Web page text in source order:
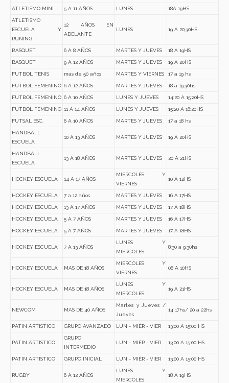
ATLETISMO MINI 5 A 11 AÑOS LUNES 18A 19HS
ATLETISMO
ESCUELA Y
RUNING
12 AÑOS EN
ADELANTE
LUNES 19 A 20;30HS
BASQUET 6 A 8 AÑOS MARTES Y JUEVES 18 A 19HS
BASQUET 9 A 12 AÑOS MARTES Y JUEVES 19 A 20HS
FUTBOL TENIS mas de 50 años MARTES Y VIERNES 17 a 19 hs
FUTBOL FEMENINO 6 A 12 AÑOS MARTES Y JUEVES 18 a 19:30hs
FUTBOL FEMENINO 6 A 10 AÑOS LUNES Y JUEVES 14:20 A 15:20HS
FUTBOL FEMENINO 11 A 14 AÑOS LUNES Y JUEVES 15:20 A 16:20HS
FUTSAL ESC. 6 A 10 AÑOS MARTES Y JUEVES 17 a 18 hs
HANDBALL
ESCUELA
10 A 13 AÑOS MARTES Y JUEVES 19 A 20HS
HANDBALL
ESCUELA
13 A 18 AÑOS MARTES Y JUEVES 20 A 21HS
HOCKEY ESCUELA 14 A 17 AÑOS
MIERCOLES Y
VIERNES
10 A 12HS
HOCKEY ESCUELA 7 a 12 años MARTES Y JUEVES 16 A 17HS
HOCKEY ESCUELA 13 A 17 AÑOS MARTES Y JUEVES 17 A 18HS
HOCKEY ESCUELA 5 A 7 AÑOS MARTES Y JUEVES 16 A 17HS
HOCKEY ESCUELA 5 A 7 AÑOS MARTES Y JUEVES 17 A 18HS
HOCKEY ESCUELA 7 A 13 AÑOS
LUNES Y
MIERCOLES
8:30 a 9:30hs
HOCKEY ESCUELA MAS DE 18 AÑOS
MIERCOLES Y
VIERNES
08 A 10HS
HOCKEY ESCUELA MAS DE 18 AÑOS
LUNES Y
MIERCOLES
19 A 21HS
NEWCOM MAS DE 40 AÑOS
Martes y Jueves /
Jueves
14 17hs/ 20 a 22hs
PATIN ARTISTICO GRUPO AVANZADO LUN - MIÉR - VIER 13:00 A 15:00 HS
PATIN ARTISTICO
GRUPO
INTERMEDIO
LUN - MIÉR - VIER 13:00 A 15:00 HS
PATIN ARTISTICO GRUPO INICIAL LUN - MIÉR - VIER 13:00 A 15:00 HS
RUGBY 6 A 12 AÑOS
LUNES Y
MIERCOLES
18 A 19HS